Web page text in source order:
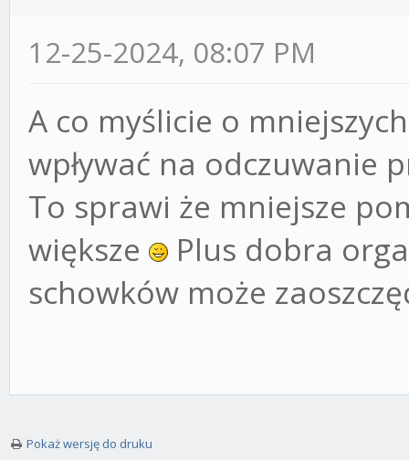
12-25-2024, 08:07 PM
A co myślicie o
wpływać na odczuwanie
To sprawi że mniejsze
większe
Plus dobra
schowków może
Pokaż wersję do druku